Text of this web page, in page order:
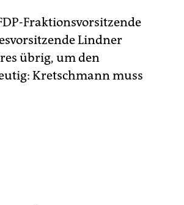
Fraktionsvorsitzende
Lindner
übrig, um den
Kretschmann muss